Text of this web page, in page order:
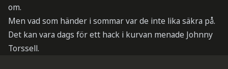
om.
Men vad som händer i sommar var de inte lika säkra på.
Det kan vara dags för ett hack i kurvan menade Johnny
Torssell.